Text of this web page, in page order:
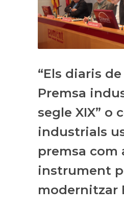
“Els diaris
Premsa
segle XIX” o
industrials
premsa com
instrument
modernitzar